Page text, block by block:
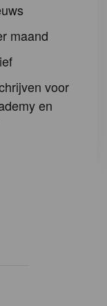
maand
voor
en